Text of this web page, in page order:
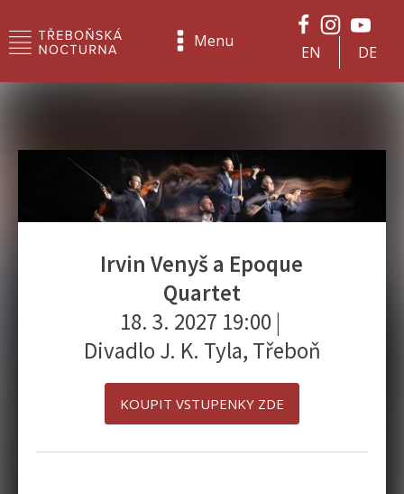
Menu
EN DE
Irvin Venyš a Epoque
Quartet
18. 3. 2027 19:00 |
Divadlo J. K. Tyla, Třeboň
KOUPIT VSTUPENKY ZDE